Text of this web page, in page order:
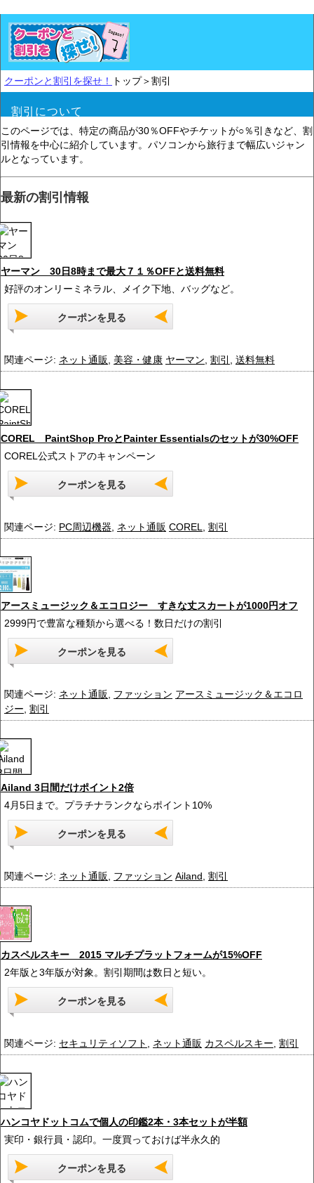
クーポンと割引を探せ！ トップ＞割引
割引について
このページでは、特定の商品が30％OFFやチケットが○％引きなど、割
引情報を中心に紹介しています。パソコンから旅行まで幅広いジャン
ルとなっています。
最新の割引情報
ヤーマン 30日8時まで最大７１％OFFと送料無料
好評のオンリーミネラル、メイク下地、バッグなど。
クーポンを見る
関連ページ: ネット通販 美容・健康 ヤーマン 割引 送料無料
COREL PaintShop ProとPainter Essentialsのセットが30%OFF
COREL公式ストアのキャンペーン
クーポンを見る
関連ページ: PC周辺機器 ネット通販 COREL 割引
アースミュージック＆エコロジー すきな丈スカートが1000円オフ
2999円で豊富な種類から選べる！数日だけの割引
クーポンを見る
関連ページ: ネット通販 ファッション アースミュージック＆エコロ
ジー 割引
Ailand 3日間だけポイント2倍
4月5日まで。プラチナランクならポイント10%
クーポンを見る
関連ページ: ネット通販 ファッション Ailand 割引
カスペルスキー 2015 マルチプラットフォームが15%OFF
2年版と3年版が対象。割引期間は数日と短い。
クーポンを見る
関連ページ: セキュリティソフト ネット通販 カスペルスキー 割引
ハンコヤドットコムで個人の印鑑2本・3本セットが半額
実印・銀行員・認印。一度買っておけば半永久的
クーポンを見る